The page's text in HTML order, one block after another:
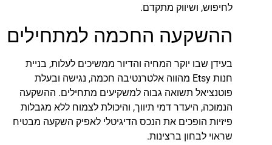
לחיפוש, ושיווק מתקדם.
ההשקעה החכמה למתחילים
בעידן שבו יוקר המחיה והדיור ממשיכים לעלות, בניית
חנות Etsy מהווה אלטרנטיבה חכמה, נגישה ובעלת
פוטנציאל תשואה גבוה למשקיעים מתחילים. ההשקעה
הנמוכה, היעדר דמי תיווך, והיכולת לצמוח ללא מגבלות
פיזיות הופכים את הנכס הדיגיטלי לאפיק השקעה מבטיח
שראוי לבחון ברצינות.